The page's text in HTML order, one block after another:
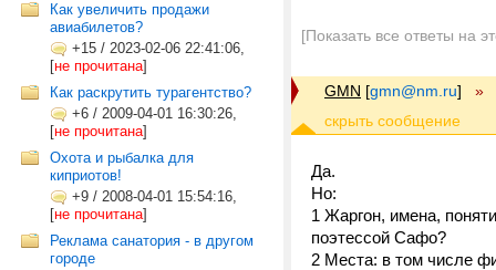
Как увеличить продажи
авиабилетов?
+15 / 2023-02-06 22:41:06,
[не прочитана]
Как раскрутить турагентство?
+6 / 2009-04-01 16:30:26,
[не прочитана]
Охота и рыбалка для
киприотов!
+9 / 2008-04-01 15:54:16,
[не прочитана]
Реклама санатория - в другом
городе
[Показать все ответы на
GMN [gmn@nm.ru] »
Да.
Но:
1 Жаргон, имена,
поэтессой Сафо?
2 Места: в том числе